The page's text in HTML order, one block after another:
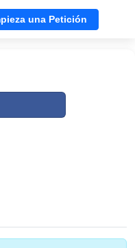
una Petición